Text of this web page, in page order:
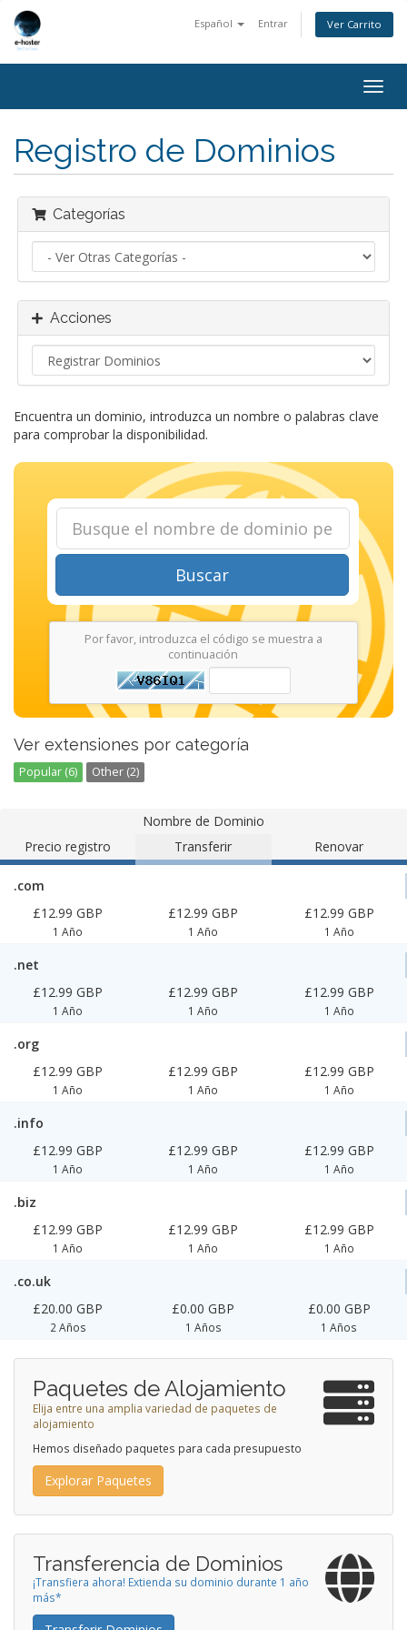
Español Entrar Ver Carrito
Registro de Dominios
Categorías
Acciones
Encuentra un dominio, introduzca un nombre o palabras clave
para comprobar la disponibilidad.
Buscar
Por favor, introduzca el código se muestra a
continuación
Ver extensiones por categoría
Popular (6) Other (2)
Nombre de Dominio
Precio registro
Transferir Renovar
.com
£12.99 GBP
1 Año
£12.99 GBP
1 Año
£12.99 GBP
1 Año
.net
£12.99 GBP
1 Año
£12.99 GBP
1 Año
£12.99 GBP
1 Año
.org
£12.99 GBP
1 Año
£12.99 GBP
1 Año
£12.99 GBP
1 Año
.info
£12.99 GBP
1 Año
£12.99 GBP
1 Año
£12.99 GBP
1 Año
.biz
£12.99 GBP
1 Año
£12.99 GBP
1 Año
£12.99 GBP
1 Año
.co.uk
£20.00 GBP
2 Años
£0.00 GBP
1 Años
£0.00 GBP
1 Años
Paquetes de Alojamiento
Elija entre una amplia variedad de paquetes de
alojamiento
Hemos diseñado paquetes para cada presupuesto
Explorar Paquetes
Transferencia de Dominios
¡Transfiera ahora! Extienda su dominio durante 1 año
más*